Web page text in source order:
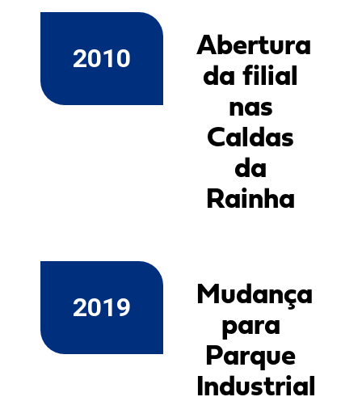
2010 Abertura
da filial
nas
Caldas
da
Rainha
Mudança
para
Parque
Industrial
2019